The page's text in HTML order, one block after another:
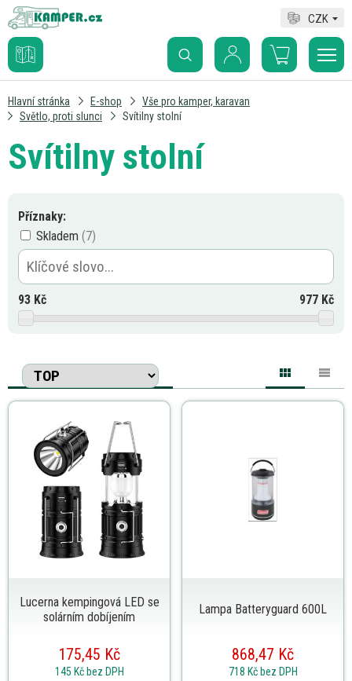
CZK
Hlavní stránka E-shop
Vše pro kamper, karavan
Světlo, proti slunci
Svítilny stolní
Svítilny stolní
Příznaky:
Skladem
93 Kč 977 Kč
Lucerna kempingová LED se
solárním dobíjením
175,45 Kč
145 Kč bez DPH
Lampa Batteryguard 600L
868,47 Kč
718 Kč bez DPH